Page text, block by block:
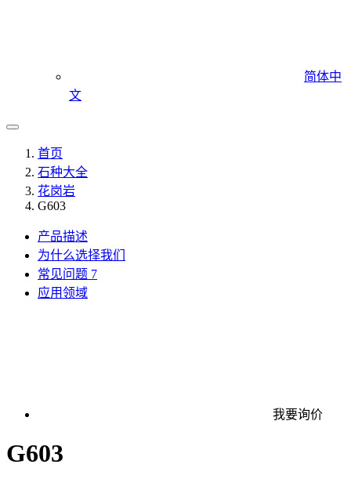
简体中
文
首页
石种大全
花岗岩
G603
产品描述
为什么选择我们
常见问题 7
应用领域
我要询价
G603